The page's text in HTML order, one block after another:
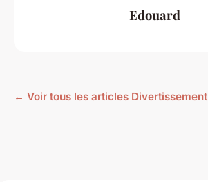
Edouard
← Voir tous les articles Divertissement